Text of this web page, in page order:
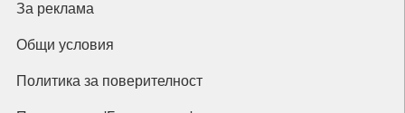
За реклама
Общи условия
Политика за поверителност